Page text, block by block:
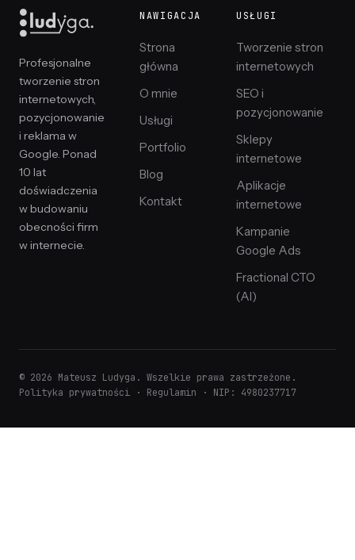
Profesjonalne
tworzenie stron
internetowych,
pozycjonowanie
i reklama w
Google. Ponad
10 lat
doświadczenia
w budowaniu
obecności firm
w internecie.
NAWIGACJA
Strona
główna
O mnie
Usługi
Portfolio
Blog
Kontakt
USŁUGI
Tworzenie stron
internetowych
SEO i
pozycjonowanie
Sklepy
internetowe
Aplikacje
internetowe
Kampanie
Google Ads
Fractional CTO
(AI)
© 2026 Mateusz Ludyga. Wszelkie prawa zastrzeżone.
Polityka prywatności · Regulamin · NIP: 4980237717